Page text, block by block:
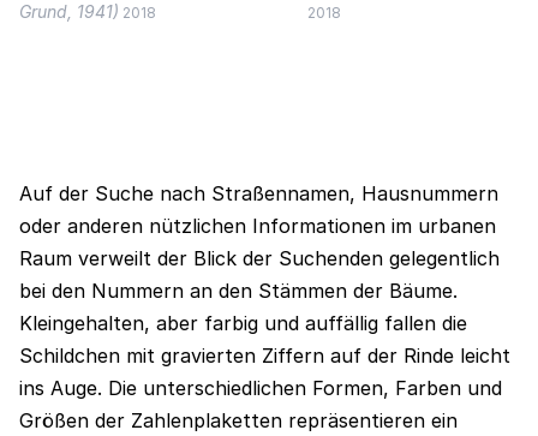
Grund, 1941) 2018 2018
Auf der Suche nach Straßennamen, Hausnummern
oder anderen nützlichen Informationen im urbanen
Raum verweilt der Blick der Suchenden gelegentlich
bei den Nummern an den Stämmen der Bäume.
Kleingehalten, aber farbig und auffällig fallen die
Schildchen mit gravierten Ziffern auf der Rinde leicht
ins Auge. Die unterschiedlichen Formen, Farben und
Größen der Zahlenplaketten repräsentieren ein